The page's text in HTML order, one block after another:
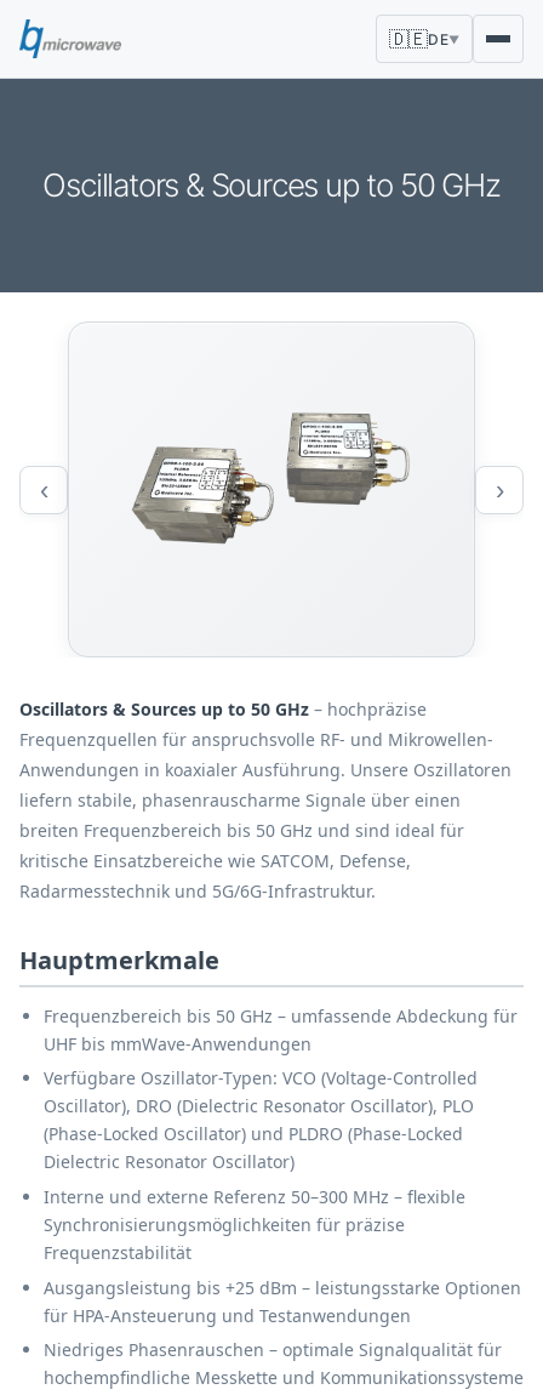
🇩🇪DE▼
Oscillators & Sources up to 50 GHz
Oscillators & Sources up to 50 GHz – hochpräzise
Frequenzquellen für anspruchsvolle RF- und Mikrowellen-
Anwendungen in koaxialer Ausführung. Unsere Oszillatoren
liefern stabile, phasenrauscharme Signale über einen
breiten Frequenzbereich bis 50 GHz und sind ideal für
kritische Einsatzbereiche wie SATCOM, Defense,
Radarmesstechnik und 5G/6G-Infrastruktur.
Hauptmerkmale
Frequenzbereich bis 50 GHz – umfassende Abdeckung für
UHF bis mmWave-Anwendungen
Verfügbare Oszillator-Typen: VCO (Voltage-Controlled
Oscillator), DRO (Dielectric Resonator Oscillator), PLO
(Phase-Locked Oscillator) und PLDRO (Phase-Locked
Dielectric Resonator Oscillator)
Interne und externe Referenz 50–300 MHz – flexible
Synchronisierungsmöglichkeiten für präzise
Frequenzstabilität
Ausgangsleistung bis +25 dBm – leistungsstarke Optionen
für HPA-Ansteuerung und Testanwendungen
Niedriges Phasenrauschen – optimale Signalqualität für
hochempfindliche Messkette und Kommunikationssysteme
‹ ›